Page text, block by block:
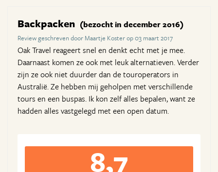
Backpacken (bezocht in december 2016)
Review geschreven door Maartje Koster op 03 maart 2017
Oak Travel reageert snel en denkt echt met je mee.
Daarnaast komen ze ook met leuk alternatieven. Verder
zijn ze ook niet duurder dan de touroperators in
Australië. Ze hebben mij geholpen met verschillende
tours en een buspas. Ik kon zelf alles bepalen, want ze
hadden alles vastgelegd met een open datum.
8,7